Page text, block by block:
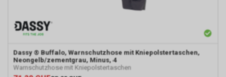
Dassy ® Buffalo, Warnschutzhose mit Kniepolstertaschen,
Neongelb/zementgrau, Minus, 4
Warnschutzhose mit Kniepolstertaschen